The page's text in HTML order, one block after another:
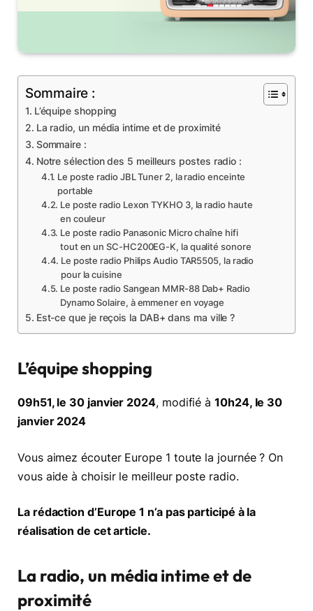
Sommaire :
L’équipe shopping
La radio, un média intime et de proximité
Sommaire :
Notre sélection des 5 meilleurs postes radio :
Le poste radio JBL Tuner 2, la radio enceinte
portable
Le poste radio Lexon TYKHO 3, la radio haute
en couleur
Le poste radio Panasonic Micro chaîne hifi
tout en un SC-HC200EG-K, la qualité sonore
Le poste radio Philips Audio TAR5505, la radio
pour la cuisine
Le poste radio Sangean MMR-88 Dab+ Radio
Dynamo Solaire, à emmener en voyage
Est-ce que je reçois la DAB+ dans ma ville ?
L’équipe shopping
09h51, le 30 janvier 2024, modifié à10h24, le 30
janvier 2024
Vous aimez écouter Europe 1 toute la journée ? On
vous aide à choisir le meilleur poste radio.
La rédaction d’Europe 1 n’a pas participé à la
réalisation de cet article.
La radio, un média intime et de
proximité